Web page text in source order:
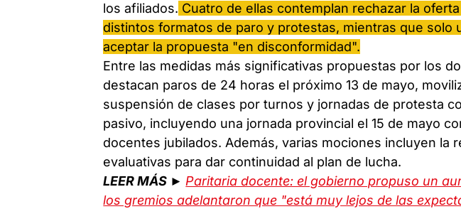
los afiliados. Cuatro de ellas contemplan rechazar la
distintos formatos de paro y protestas, mientras que solo
aceptar la propuesta "en disconformidad".
Entre las medidas más significativas propuestas por los
destacan paros de 24 horas el próximo 13 de mayo,
suspensión de clases por turnos y jornadas de protesta
pasivo, incluyendo una jornada provincial el 15 de mayo
docentes jubilados. Además, varias mociones incluyen la
evaluativas para dar continuidad al plan de lucha.
LEER MÁS ► Paritaria docente: el gobierno propuso un
los gremios adelantaron que "está muy lejos de las